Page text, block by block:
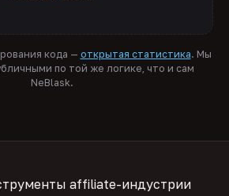
кода — открытая статистика. Мы
по той же логике, что и сам
NeBlask.
affiliate-индустрии